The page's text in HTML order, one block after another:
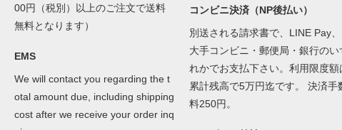
00円（税別）以上のご注文で送料
無料となります）
EMS
We will contact you regarding the t
otal amount due, including shipping
cost after we receive your order inq
コンビニ決済（NP後払い）
別送される請求書で、LINE Pay、
大手コンビニ・郵便局・銀行のい
れかでお支払下さい。利用限度額
累計残高で5万円迄です。 決済手
料250円。